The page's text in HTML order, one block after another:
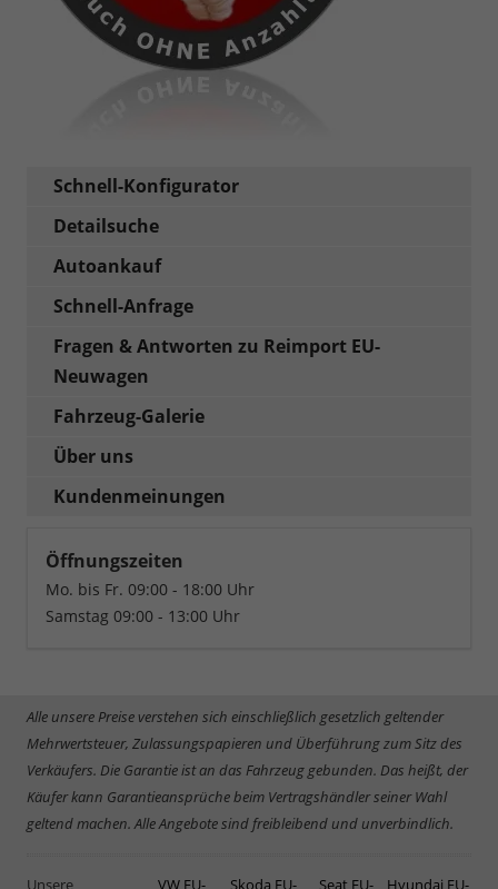
Schnell-Konfigurator
Detailsuche
Autoankauf
Schnell-Anfrage
Fragen & Antworten zu Reimport EU-
Neuwagen
Fahrzeug-Galerie
Über uns
Kundenmeinungen
Öffnungszeiten
Mo. bis Fr. 09:00 - 18:00 Uhr
Samstag 09:00 - 13:00 Uhr
Alle unsere Preise verstehen sich einschließlich gesetzlich geltender
Mehrwertsteuer, Zulassungspapieren und Überführung zum Sitz des
Verkäufers. Die Garantie ist an das Fahrzeug gebunden. Das heißt, der
Käufer kann Garantieansprüche beim Vertragshändler seiner Wahl
geltend machen. Alle Angebote sind freibleibend und unverbindlich.
Unsere VW EU- Skoda EU- Seat EU- Hyundai EU-